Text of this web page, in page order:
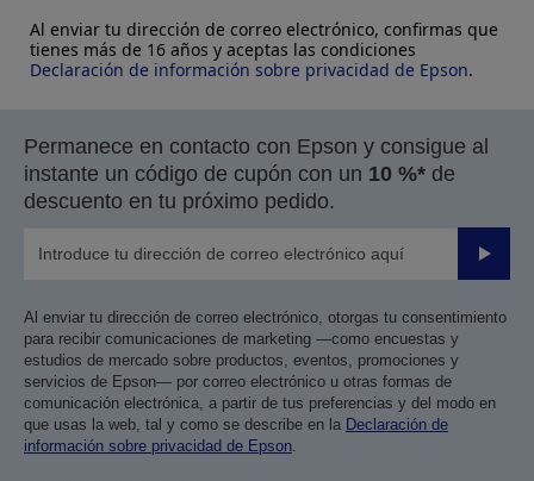
Al enviar tu dirección de correo electrónico, confirmas que
tienes más de 16 años y aceptas las condiciones
Declaración de información sobre privacidad de Epson.
Permanece en contacto con Epson y consigue al
instante un código de cupón con un 10 %* de
descuento en tu próximo pedido.
Enviar
Al enviar tu dirección de correo electrónico, otorgas tu consentimiento
para recibir comunicaciones de marketing —como encuestas y
estudios de mercado sobre productos, eventos, promociones y
servicios de Epson— por correo electrónico u otras formas de
comunicación electrónica, a partir de tus preferencias y del modo en
que usas la web, tal y como se describe en la Declaración de
información sobre privacidad de Epson.